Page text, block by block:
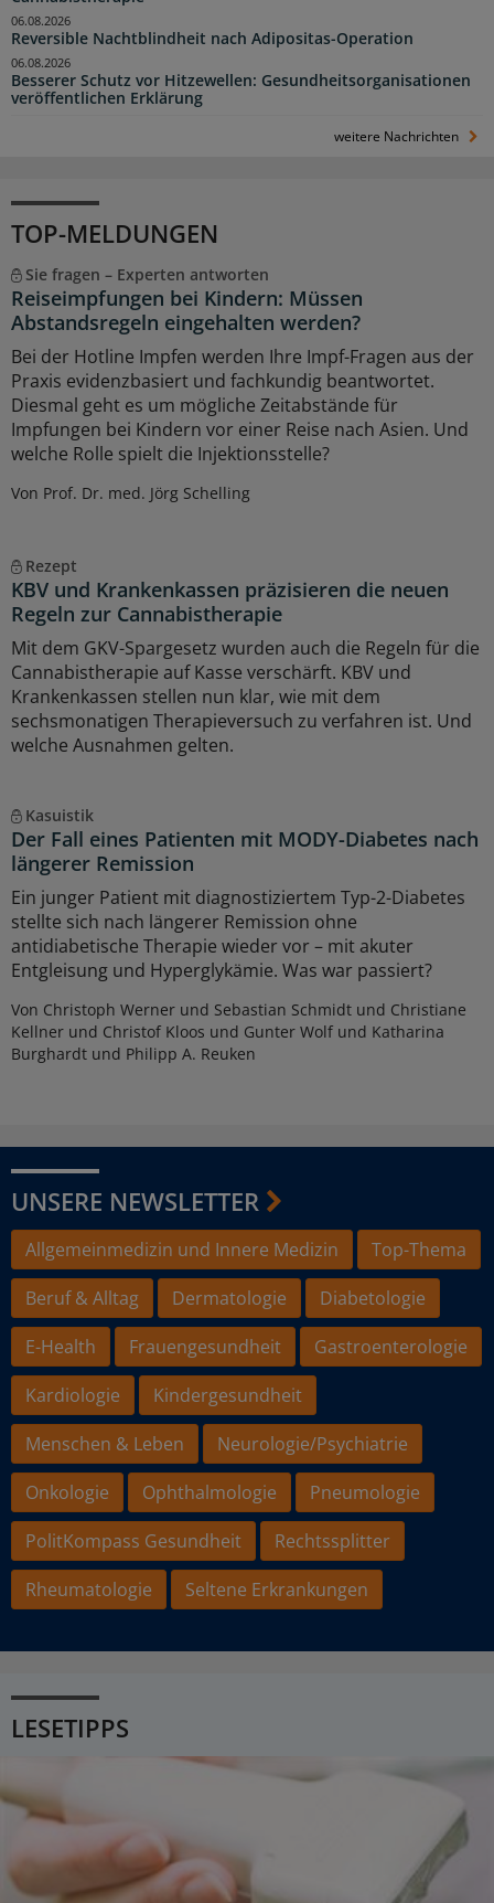
Reversible Nachtblindheit nach Adipositas-Operation
06.08.2026
Besserer Schutz vor Hitzewellen: Gesundheitsorganisationen
veröffentlichen Erklärung
06.08.2026
weitere Nachrichten
TOP-MELDUNGEN
Sie fragen – Experten antworten
Reiseimpfungen bei Kindern: Müssen
Abstandsregeln eingehalten werden?
Bei der Hotline Impfen werden Ihre Impf-Fragen aus der
Praxis evidenzbasiert und fachkundig beantwortet.
Diesmal geht es um mögliche Zeitabstände für
Impfungen bei Kindern vor einer Reise nach Asien. Und
welche Rolle spielt die Injektionsstelle?
Von Prof. Dr. med. Jörg Schelling
Rezept
KBV und Krankenkassen präzisieren die neuen
Regeln zur Cannabistherapie
Mit dem GKV-Spargesetz wurden auch die Regeln für die
Cannabistherapie auf Kasse verschärft. KBV und
Krankenkassen stellen nun klar, wie mit dem
sechsmonatigen Therapieversuch zu verfahren ist. Und
welche Ausnahmen gelten.
Kasuistik
Der Fall eines Patienten mit MODY-Diabetes nach
längerer Remission
Ein junger Patient mit diagnostiziertem Typ-2-Diabetes
stellte sich nach längerer Remission ohne
antidiabetische Therapie wieder vor – mit akuter
Entgleisung und Hyperglykämie. Was war passiert?
Von Christoph Werner und Sebastian Schmidt und Christiane
Kellner und Christof Kloos und Gunter Wolf und Katharina
Burghardt und Philipp A. Reuken
UNSERE NEWSLETTER
Allgemeinmedizin und Innere Medizin
Top-Thema
Beruf & Alltag
Dermatologie
Diabetologie
E-Health
Frauengesundheit
Gastroenterologie
Kardiologie
Kindergesundheit
Menschen & Leben
Neurologie/Psychiatrie
Onkologie
Ophthalmologie
Pneumologie
PolitKompass Gesundheit
Rechtssplitter
Rheumatologie
Seltene Erkrankungen
LESETIPPS